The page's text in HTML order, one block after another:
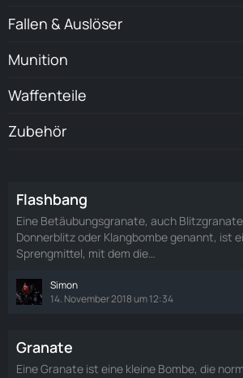
Fallen & Auslöser
Munition
Waffenteile
Zubehör
Flashbang
Eine Betäubungsgranate, auch
Donnerblitz oder Klangbombe genannt, ist
Sprengmittel, mit dem die…
Simon
14. November 2018 um 12:34
Granate
Eine Granate ist eine kleine Bombe, die